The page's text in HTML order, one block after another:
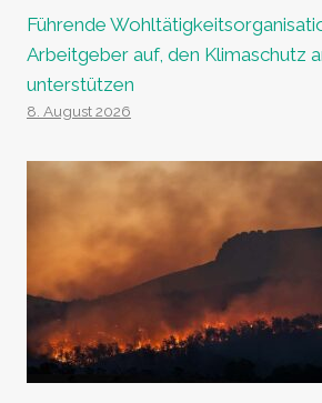
Führende
Arbeitgeber auf, den Klimaschutz
unterstützen
8. August 2026